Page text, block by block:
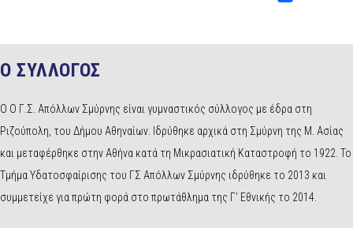
Ο ΣΥΛΛΟΓΟΣ
Ο Ο Γ.Σ. Απόλλων Σμύρνης είναι γυμναστικός σύλλογος με έδρα στη
Ριζούπολη, του Δήμου Αθηναίων. Ιδρύθηκε αρχικά στη Σμύρνη της Μ. Ασίας
και μεταφέρθηκε στην Αθήνα κατά τη Μικρασιατική Καταστροφή το 1922. Το
Τμήμα Υδατοσφαίρισης του ΓΣ Απόλλων Σμύρνης ιδρύθηκε το 2013 και
συμμετείχε για πρώτη φορά στο πρωτάθλημα της Γ’ Εθνικής το 2014.